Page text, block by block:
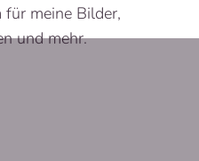
für meine Bilder,
und mehr.